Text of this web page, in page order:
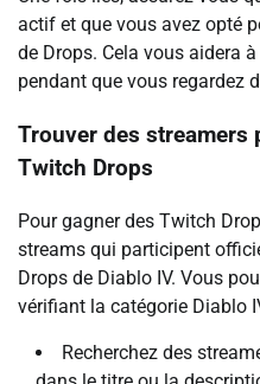
actif et que vous avez opté
de Drops. Cela vous aidera
pendant que vous regardez
Trouver des streamers
Twitch Drops
Pour gagner des Twitch
streams qui participent
Drops de Diablo IV. Vous
vérifiant la catégorie Diablo
Recherchez des